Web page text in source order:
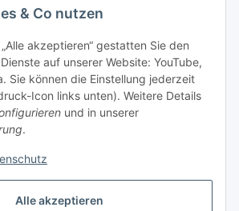
Alle akzeptieren
& Co nutzen
akzeptieren“ gestatten Sie den
auf unserer Website: YouTube,
Sie können die Einstellung jederzeit
Icon links unten). Weitere Details
und in unserer
.
Vertrag widerrufen